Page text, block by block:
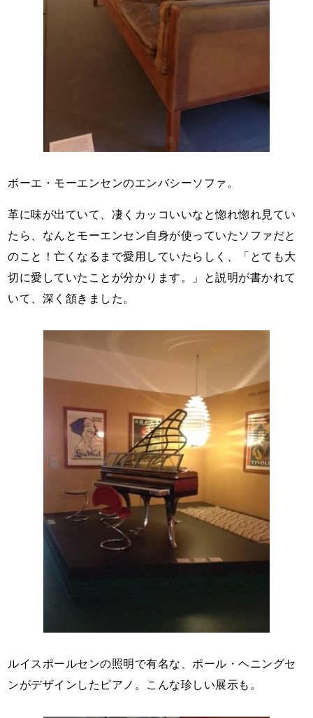
ボーエ・モーエンセンのエンバシーソファ。
革に味が出ていて、凄くカッコいいなと惚れ惚れ見てい
たら、なんとモーエンセン自身が使っていたソファだと
のこと！亡くなるまで愛用していたらしく、「とても大
切に愛していたことが分かります。」と説明が書かれて
いて、深く頷きました。
ルイスポールセンの照明で有名な、ポール・ヘニングセ
ンがデザインしたピアノ。こんな珍しい展示も。